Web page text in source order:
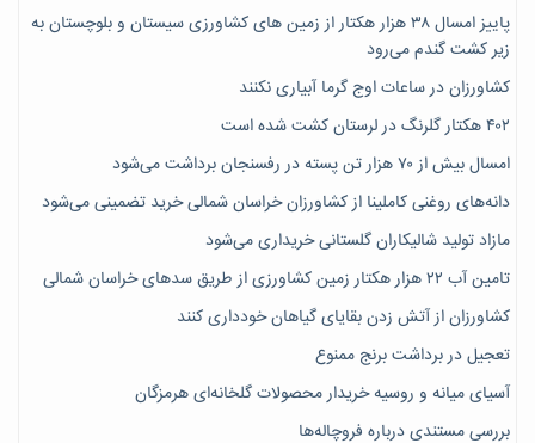
پاییز امسال ۳۸ هزار هکتار از زمین های کشاورزی سیستان و بلوچستان به
زیر کشت گندم می‌رود
کشاورزان در ساعات اوج گرما آبیاری نکنند
۴۰۲ هکتار گلرنگ در لرستان کشت شده است
امسال بیش از ۷۰ هزار تن پسته در رفسنجان برداشت می‌شود
دانه‌های روغنی کاملینا از کشاورزان خراسان شمالی خرید تضمینی می‌شود
مازاد تولید شالیکاران گلستانی خریداری می‌شود
تامین آب ۲۲ هزار هکتار زمین کشاورزی از طریق سدهای خراسان شمالی
کشاورزان از آتش زدن بقایای گیاهان خودداری کنند
تعجیل در برداشت برنج ممنوع
آسیای میانه و روسیه خریدار محصولات گلخانه‌ای هرمزگان
بررسی مستندی درباره فروچاله‌ها